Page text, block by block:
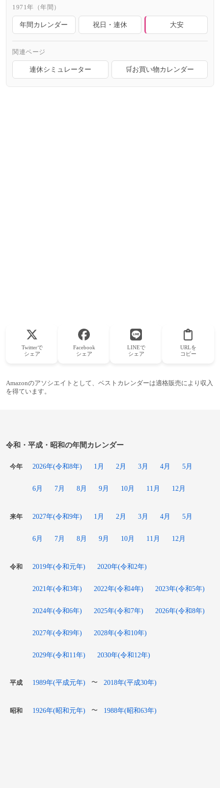
1971年（年間）
年間カレンダー 祝日・連休 大安
関連ページ
連休シミュレーター 🛒お買い物カレンダー
Twitterで
シェア
Facebook
シェア
LINEで
シェア
URLを
コピー
Amazonのアソシエイトとして、ベストカレンダーは適格販売により収入
を得ています。
令和・平成・昭和の年間カレンダー
今年 2026年(令和8年) 1月 2月 3月 4月 5月
6月 7月 8月 9月 10月 11月 12月
来年 2027年(令和9年) 1月 2月 3月 4月 5月
6月 7月 8月 9月 10月 11月 12月
令和 2019年(令和元年) 2020年(令和2年)
2021年(令和3年) 2022年(令和4年) 2023年(令和5年)
2024年(令和6年) 2025年(令和7年) 2026年(令和8年)
2027年(令和9年) 2028年(令和10年)
2029年(令和11年) 2030年(令和12年)
平成 1989年(平成元年) 〜 2018年(平成30年)
昭和 1926年(昭和元年) 〜 1988年(昭和63年)